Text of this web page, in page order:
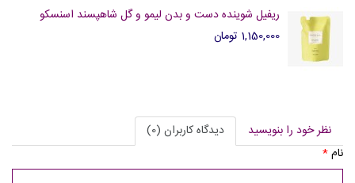
ریفیل شوینده دست و بدن لیمو و گل شاهپسند اسنسکو
1,150,000 تومان
نظر خود را بنویسید
دیدگاه کاربران (0)
نام*